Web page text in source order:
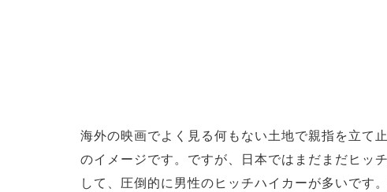
海外の映画でよく見る何もない土地で親指を立て
のイメージです。ですが、日本ではまだまだヒッ
して、圧倒的に男性のヒッチハイカーが多いです